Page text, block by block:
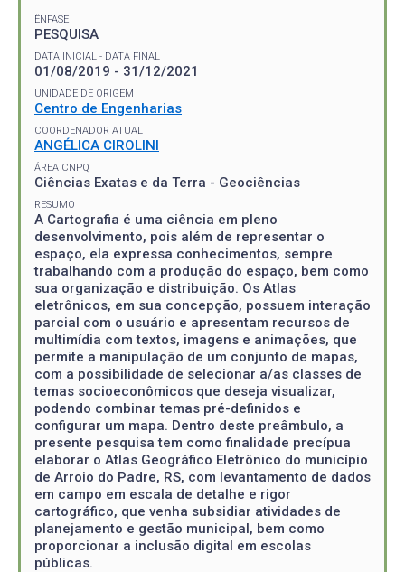
ÊNFASE
PESQUISA
DATA INICIAL - DATA FINAL
01/08/2019 - 31/12/2021
UNIDADE DE ORIGEM
Centro de Engenharias
COORDENADOR ATUAL
ANGÉLICA CIROLINI
ÁREA CNPQ
Ciências Exatas e da Terra - Geociências
RESUMO
A Cartografia é uma ciência em pleno
desenvolvimento, pois além de representar o
espaço, ela expressa conhecimentos, sempre
trabalhando com a produção do espaço, bem como
sua organização e distribuição. Os Atlas
eletrônicos, em sua concepção, possuem interação
parcial com o usuário e apresentam recursos de
multimídia com textos, imagens e animações, que
permite a manipulação de um conjunto de mapas,
com a possibilidade de selecionar a/as classes de
temas socioeconômicos que deseja visualizar,
podendo combinar temas pré-definidos e
configurar um mapa. Dentro deste preâmbulo, a
presente pesquisa tem como finalidade precípua
elaborar o Atlas Geográfico Eletrônico do município
de Arroio do Padre, RS, com levantamento de dados
em campo em escala de detalhe e rigor
cartográfico, que venha subsidiar atividades de
planejamento e gestão municipal, bem como
proporcionar a inclusão digital em escolas
públicas.